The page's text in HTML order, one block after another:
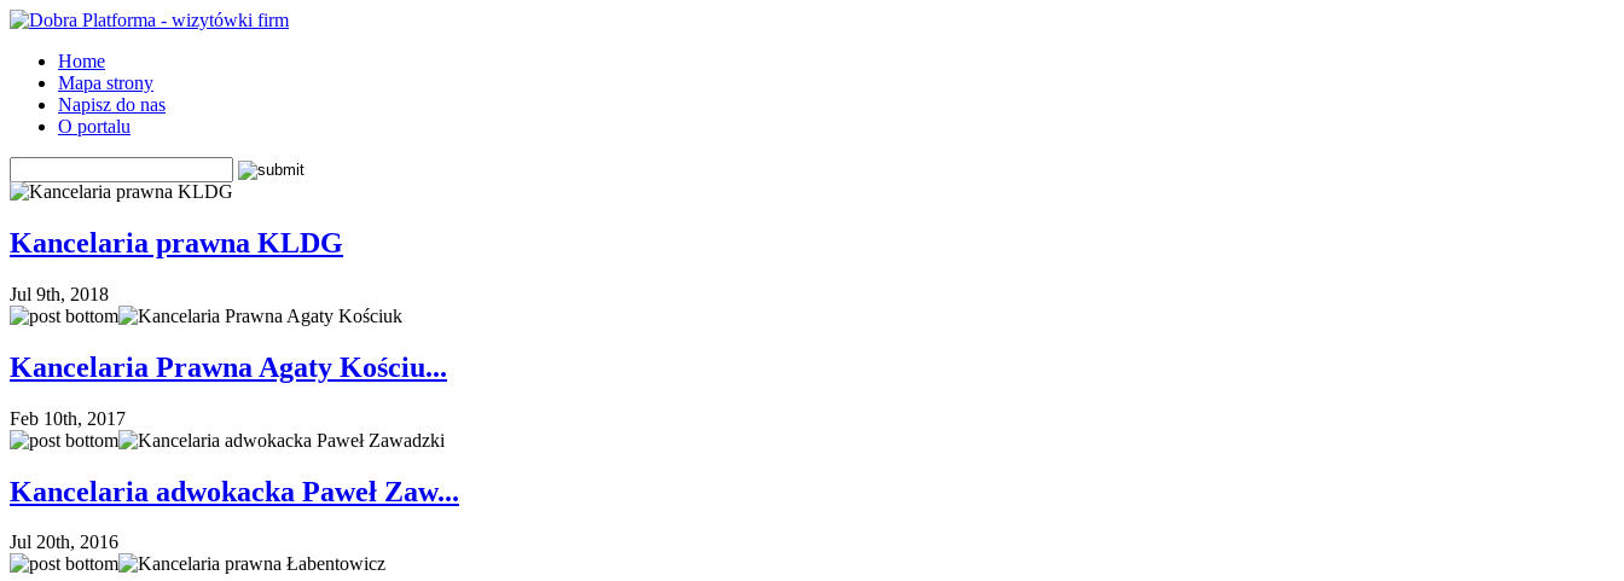
Home
Mapa strony
Napisz do nas
O portalu
Kancelaria prawna KLDG
Jul 9th, 2018
Kancelaria Prawna Agaty Kościu...
Feb 10th, 2017
Kancelaria adwokacka Paweł Zaw...
Jul 20th, 2016